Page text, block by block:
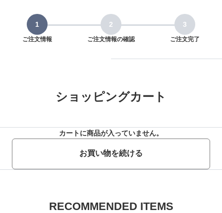
ご注文情報 ご注文情報の確認 ご注文完了
ショッピングカート
カートに商品が入っていません。
お買い物を続ける